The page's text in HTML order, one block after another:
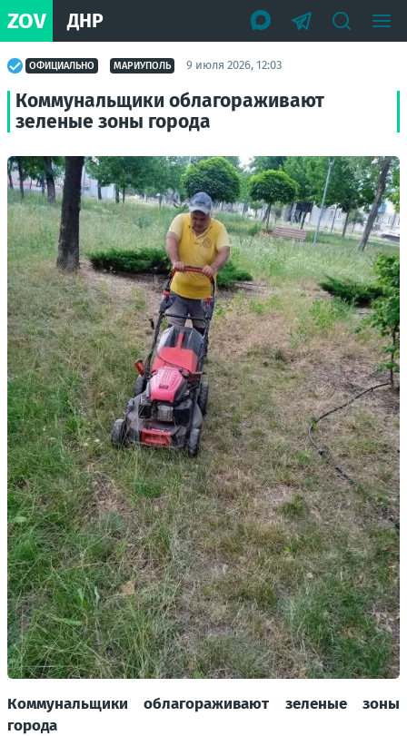
ZOV ДНР
ОФИЦИАЛЬНО МАРИУПОЛЬ 9 июля 2026, 12:03
Коммунальщики облагораживают
зеленые зоны города
Коммунальщики облагораживают зеленые зоны
города